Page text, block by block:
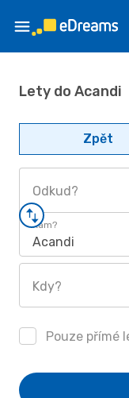
Lety do Acandi
Zpět
Odkud?
Kam?
Acandi
Kdy?
Pouze přímé